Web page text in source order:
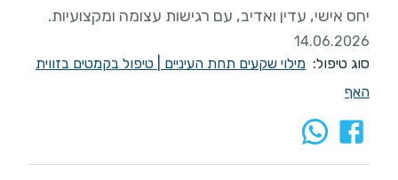
יחס אישי, עדין ואדיב, עם רגישות עצומה ומקצועיות.
14.06.2026
סוג טיפול: מילוי שקעים תחת העיניים
טיפול בקמטים בזווית
האף